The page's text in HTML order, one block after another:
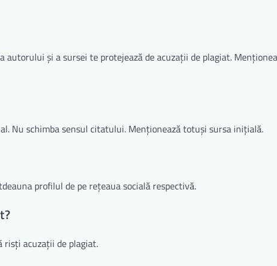
și a sursei te protejează de acuzații de plagiat.
Nu schimba sensul citatului. Menționează totuși sursa inițială.
profilul de pe rețeaua socială respectivă.
risți acuzații de plagiat.